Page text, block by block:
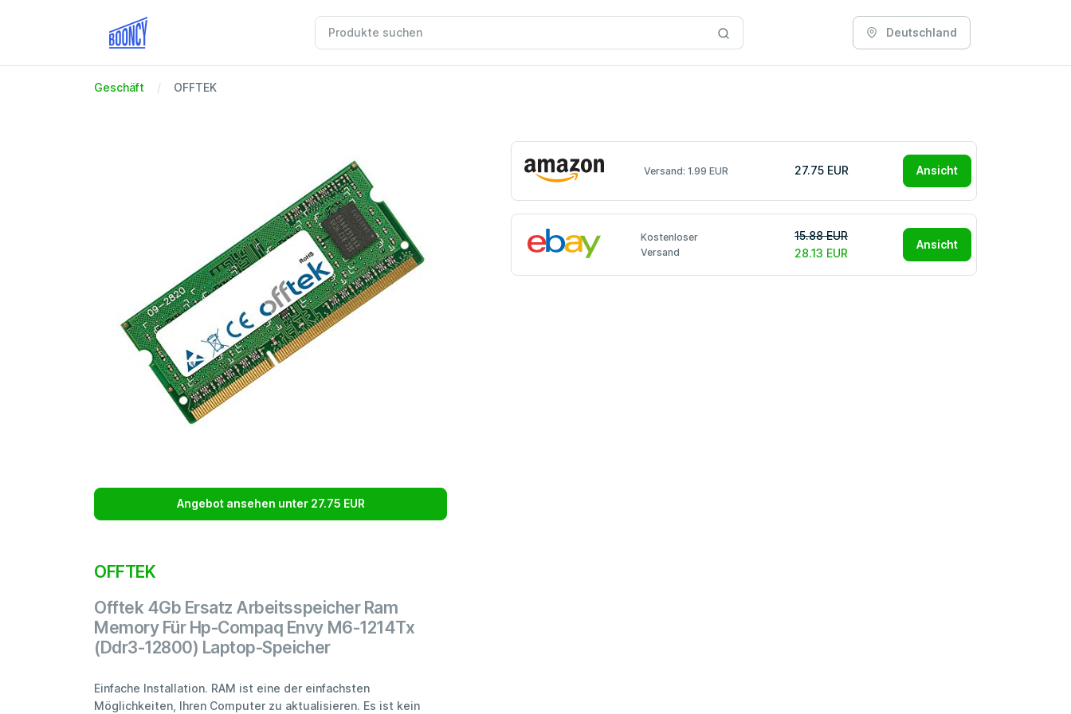
Deutschland
Geschäft OFFTEK
Angebot ansehen unter 27.75 EUR
OFFTEK
Offtek 4Gb Ersatz Arbeitsspeicher Ram
Memory Für Hp-Compaq Envy M6-1214Tx
(Ddr3-12800) Laptop-Speicher
Einfache Installation. RAM ist eine der einfachsten
Möglichkeiten, Ihren Computer zu aktualisieren. Es ist kein
Versand: 1.99 EUR 27.75 EUR Ansicht
Kostenloser
Versand
15.88 EUR
28.13 EUR
Ansicht